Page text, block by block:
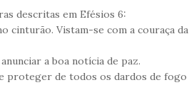
descritas em Efésios 6:
cinturão. Vistam-se com a couraça da
a boa notícia de paz.
proteger de todos os dardos de fogo